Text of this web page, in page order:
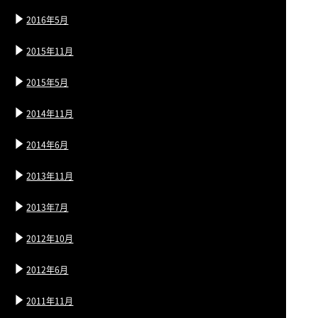
2016年5月
2015年11月
2015年5月
2014年11月
2014年6月
2013年11月
2013年7月
2012年10月
2012年6月
2011年11月